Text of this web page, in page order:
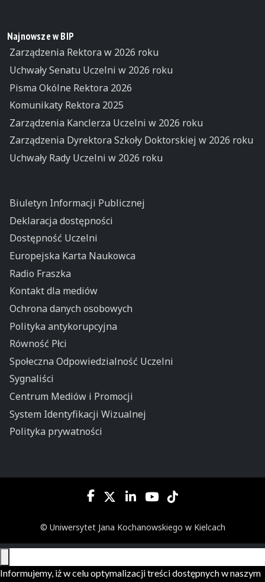
Najnowsze w BIP
Zarządzenia Rektora w 2026 roku
Uchwały Senatu Uczelni w 2026 roku
Pisma Okólne Rektora 2026
Komunikaty Rektora 2025
Zarządzenia Kanclerza Uczelni w 2026 roku
Zarządzenia Dyrektora Szkoły Doktorskiej w 2026 roku
Uchwały Rady Uczelni w 2026 roku
Biuletyn Informacji Publicznej
Deklaracja dostępności
Dostępność Uczelni
Europejska Karta Naukowca
Radio Fraszka
Kontakt dla mediów
Ochrona danych osobowych
Polityka antykorupcyjna
Równość Płci
Społeczna Odpowiedzialność Uczelni
Sygnaliści
Centrum Mediów i Promocji
System Identyfikacji Wizualnej
Polityka prywatności
© Uniwersytet Jana Kochanowskiego w Kielcach
Informujemy, iż w celu optymalizacji treści dostępnych w naszym